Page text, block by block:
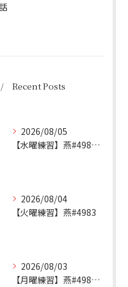
Recent Posts
2026/08/05
【水曜練習】燕#4984見附#492
2026/08/04
【火曜練習】燕#4983
2026/08/03
【月曜練習】燕#4982見附#491